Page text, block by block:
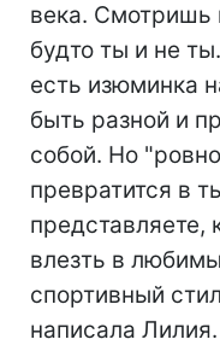
века. Смотришь
будто ты и не
есть изюминка
быть разной и
собой. Но
превратится в
представляете,
влезть в
спортивный
написала Лилия.